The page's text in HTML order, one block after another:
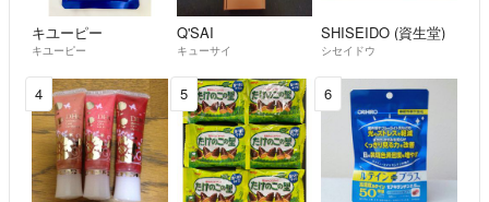
キユーピー
キユーピー
Q'SAI
キューサイ
SHISEIDO (資生堂)
シセイドウ
4 5 6